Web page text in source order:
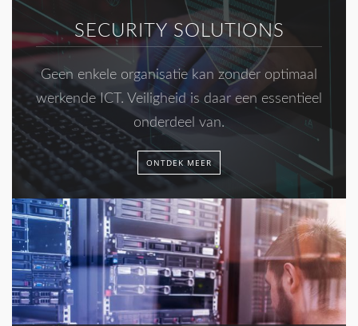
SECURITY SOLUTIONS
Geen enkele organisatie kan zonder optimaal
werkende ICT. Veiligheid is daar een essentieel
onderdeel van.
ONTDEK MEER